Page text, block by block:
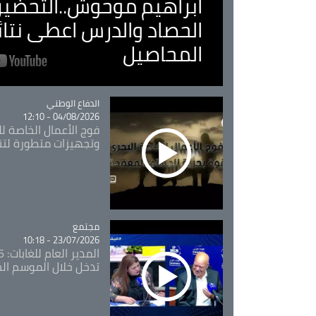
الحصاد والدرس اعطى
المحاصيل
Catégorie
الدفاع الوطني
04/08/2026 - 12:10
فوج الأعمال الخاصة
وتجهيزات متطورة
Catégorie
مجتمع
23/07/2026 - 10:18
تدخل خلال الموسم